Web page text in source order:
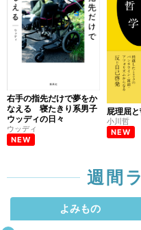
右手の指先だけで夢をか
なえる 寝たきり系男子
ウッディの日々
ウッディ
NEW
屁理屈
小川哲
NEW
週間
よみもの